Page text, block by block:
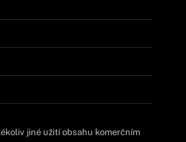
jiné užití obsahu komerčním